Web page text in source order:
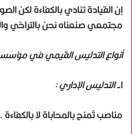
إن القيادة تنادي بالكفاءة لكن
مجتمعي صنعناه نحن بالتراخي
أنواع التدليس القيمي في
١- التدليس الإداري :
مناصب تُمنح بالمحاباة لا بالكفاءة .